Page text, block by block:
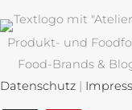
Produkt- und
Food-Brands &
Datenschutz |